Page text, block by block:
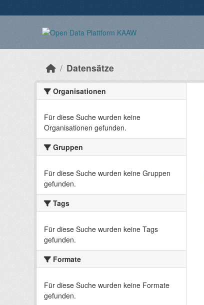
Datensätze
Organisationen
Für diese Suche wurden keine
Organisationen gefunden.
Gruppen
Für diese Suche wurden keine Gruppen
gefunden.
Tags
Für diese Suche wurden keine Tags
gefunden.
Formate
Für diese Suche wurden keine Formate
gefunden.